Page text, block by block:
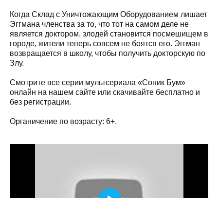
Когда Склад с Уничтожающим Оборудованием лишает
Эггмана членства за то, что тот на самом деле не
является доктором, злодей становится посмешищем в
городе, жители теперь совсем не боятся его. Эггман
возвращается в школу, чтобы получить докторскую по
Злу.
Смотрите все серии мультсериала «Соник Бум»
онлайн на нашем сайте или скачивайте бесплатно и
без регистрации.
Органичение по возрасту: 6+.